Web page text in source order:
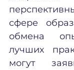
сфере
обмена
лучших
могут